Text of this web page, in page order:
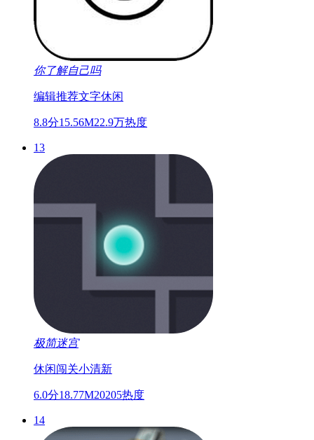
你了解自己吗
编辑推荐文字休闲
8.8分15.56M22.9万热度
13
极简迷宫
休闲闯关小清新
6.0分18.77M20205热度
14